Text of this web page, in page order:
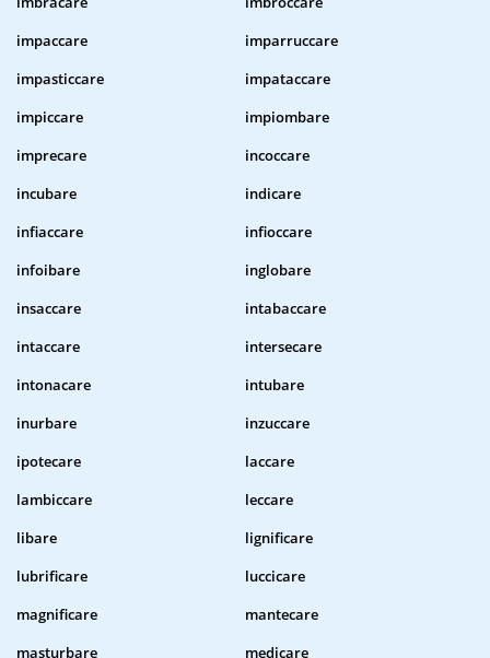
impaccare
imparruccare
impasticcare
impataccare
impiccare
impiombare
imprecare
incoccare
incubare
indicare
infiaccare
infioccare
infoibare
inglobare
insaccare
intabaccare
intaccare
intersecare
intonacare
intubare
inurbare
inzuccare
ipotecare
laccare
lambiccare
leccare
libare
lignificare
lubrificare
luccicare
magnificare
mantecare
masturbare
medicare